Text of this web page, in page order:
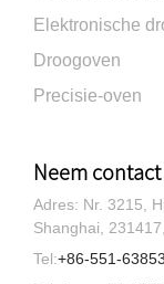
Elektronische
Droogoven
Precisie-oven
Neem
Adres: Nr. 3215,
Shanghai,
Tel:+86-551-